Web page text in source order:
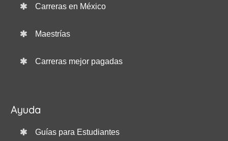
Carreras en México
Maestrías
Carreras mejor pagadas
Ayuda
Guías para Estudiantes